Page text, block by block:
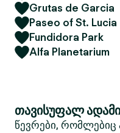
Grutas de Garcia
Paseo of St. Lucia
Fundidora Park
Alfa Planetarium
თავისუფალ
წევრები, რომლებიც